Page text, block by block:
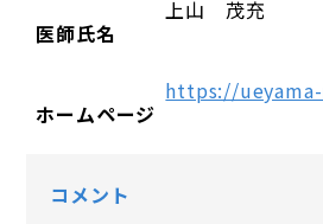
医師氏名
上山 茂充
ホームページ
https://
コメント